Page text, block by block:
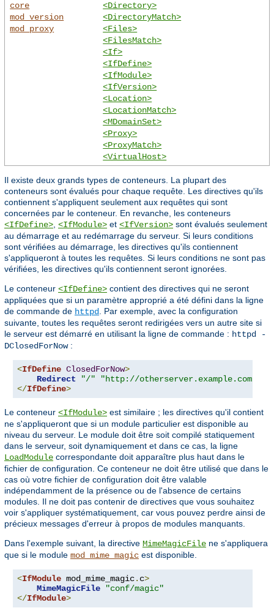
core
mod_version
mod_proxy
<Directory>
<DirectoryMatch>
<Files>
<FilesMatch>
<If>
<IfDefine>
<IfModule>
<IfVersion>
<Location>
<LocationMatch>
<MDomainSet>
<Proxy>
<ProxyMatch>
<VirtualHost>
Il existe deux grands types de conteneurs. La plupart des
conteneurs sont évalués pour chaque requête. Les directives qu'ils
contiennent s'appliquent seulement aux requêtes qui sont
concernées par le conteneur. En revanche, les conteneurs
<IfDefine> <IfModule> et <IfVersion> sont évalués seulement
au démarrage et au redémarrage du serveur. Si leurs conditions
sont vérifiées au démarrage, les directives qu'ils contiennent
s'appliqueront à toutes les requêtes. Si leurs conditions ne sont pas
vérifiées, les directives qu'ils contiennent seront ignorées.
Le conteneur <IfDefine> contient des directives qui ne seront
appliquées que si un paramètre approprié a été défini dans la ligne
de commande de httpd
. Par exemple, avec la configuration
suivante, toutes les requêtes seront redirigées vers un autre site si
le serveur est démarré en utilisant la ligne de commande : httpd -
DClosedForNow:
<IfDefine ClosedForNow>
Redirect
"/"
"http://otherserver.example.com/"
</IfDefine>
Le conteneur <IfModule> est similaire ; les directives qu'il contient
ne s'appliqueront que si un module particulier est disponible au
niveau du serveur. Le module doit être soit compilé statiquement
dans le serveur, soit dynamiquement et dans ce cas, la ligne
LoadModule correspondante doit apparaître plus haut dans le
fichier de configuration. Ce conteneur ne doit être utilisé que dans le
cas où votre fichier de configuration doit être valable
indépendamment de la présence ou de l'absence de certains
modules. Il ne doit pas contenir de directives que vous souhaitez
voir s'appliquer systématiquement, car vous pouvez perdre ainsi de
précieux messages d'erreur à propos de modules manquants.
Dans l'exemple suivant, la directive MimeMagicFile ne s'appliquera
que si le module mod_mime_magic est disponible.
<IfModule mod_mime_magic. c>
MimeMagicFile
"conf/magic"
</IfModule>